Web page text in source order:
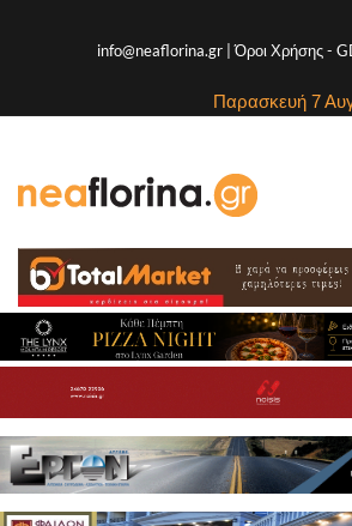
info@neaflorina.gr |Όροι Χρήσης-
Παρασκευή 7